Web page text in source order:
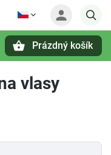
Prázdný košík
vlasy